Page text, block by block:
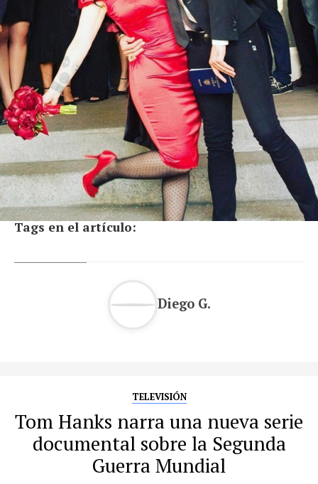
Tags en el artículo:
Diego G.
TELEVISIÓN
Tom Hanks narra una nueva serie
documental sobre la Segunda
Guerra Mundial